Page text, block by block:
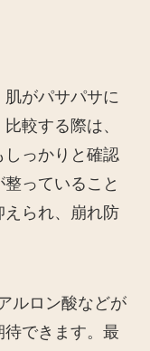
がパサパサに
較する際は、
しっかりと確認
っていること
えられ、崩れ防
ルロン酸などが
できます。最